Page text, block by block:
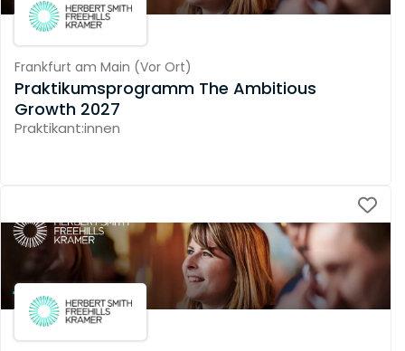
Frankfurt am Main (Vor Ort)
Praktikumsprogramm The Ambitious
Growth 2027
Praktikant:innen